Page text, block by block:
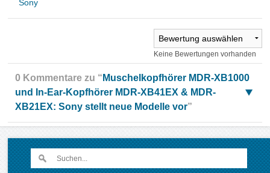
Sony
Keine Bewertungen vorhanden
0 Kommentare zu “ Muschelkopfhörer MDR-XB1000
und In-Ear-Kopfhörer MDR-XB41EX & MDR-
XB21EX: Sony stellt neue Modelle vor”